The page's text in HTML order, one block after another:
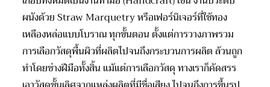
ผนังด้วย Straw Marquetry หรือเฟอร์นิเจอร์ที่ใช้ทอง
เหลืองหล่อแบบโบราณ ทุกขั้นตอน ตั้งแต่การวางภาพรวม
การเลือกวัสดุพื้นผิวที่ผลิตไปจนถึงกระบวนการผลิต ล้วนถูก
ทำโดยช่างฝีมือทั้งสิ้น แม้แต่การเลือกวัสดุ ทางเราก็คัดสรร